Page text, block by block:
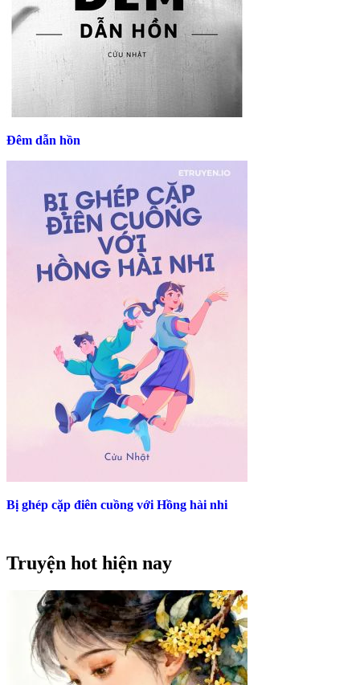
Đêm dẫn hồn
Bị ghép cặp điên cuồng với Hồng hài nhi
Truyện hot hiện nay